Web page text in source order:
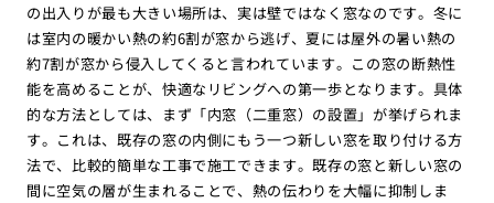
の出入りが最も大きい場所は、実は壁ではなく窓なのです。冬に
は室内の暖かい熱の約6割が窓から逃げ、夏には屋外の暑い熱の
約7割が窓から侵入してくると言われています。この窓の断熱性
能を高めることが、快適なリビングへの第一歩となります。具体
的な方法としては、まず「内窓（二重窓）の設置」が挙げられま
す。これは、既存の窓の内側にもう一つ新しい窓を取り付ける方
法で、比較的簡単な工事で施工できます。既存の窓と新しい窓の
間に空気の層が生まれることで、熱の伝わりを大幅に抑制しま